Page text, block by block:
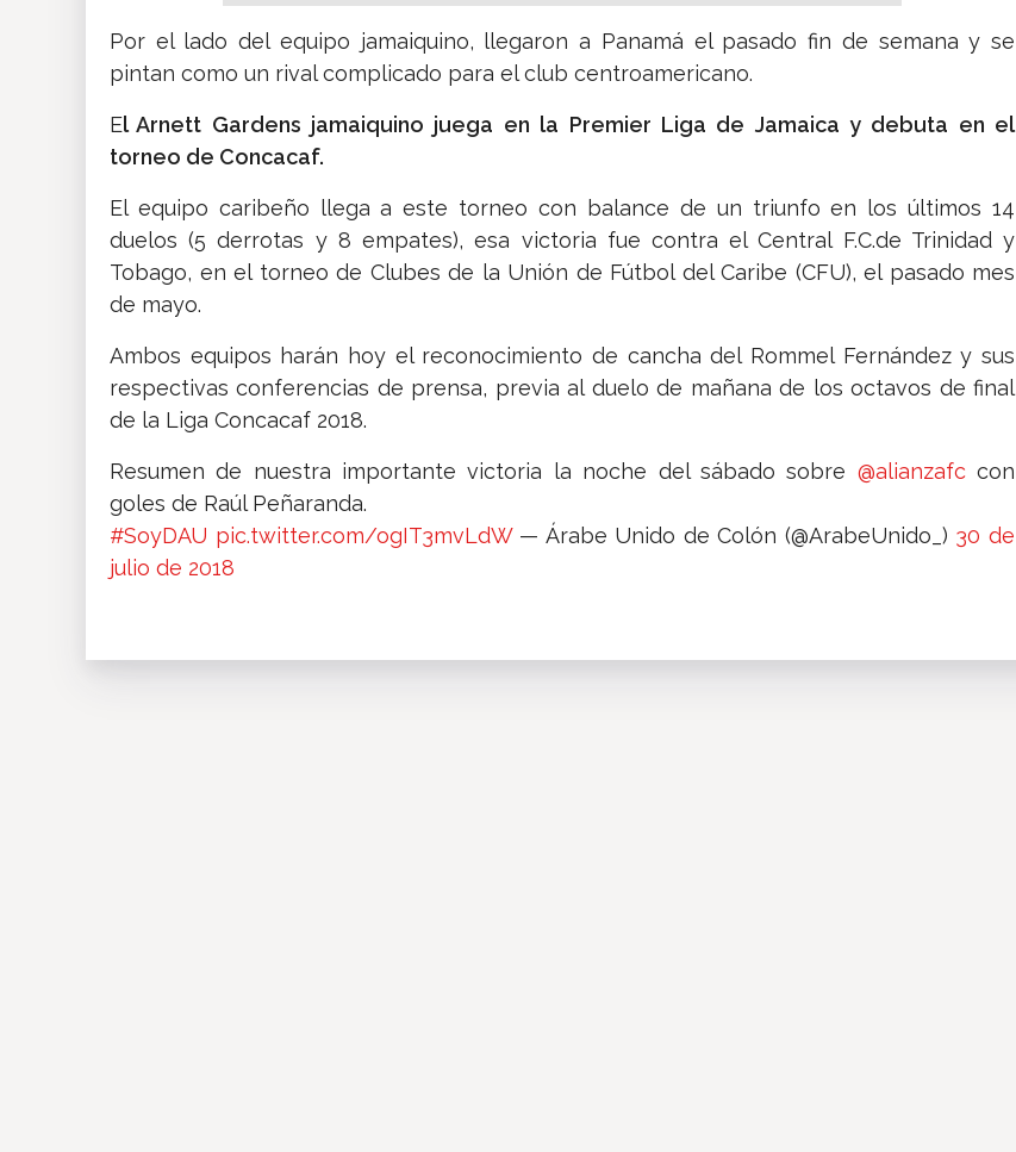
Por el lado del equipo jamaiquino, llegaron a Panamá el pasado fin de semana y se
pintan como un rival complicado para el club centroamericano.
El Arnett Gardens jamaiquino juega en la Premier Liga de Jamaica y debuta en el
torneo de Concacaf.
El equipo caribeño llega a este torneo con balance de un triunfo en los últimos 14
duelos (5 derrotas y 8 empates), esa victoria fue contra el Central F.C.de Trinidad y
Tobago, en el torneo de Clubes de la Unión de Fútbol del Caribe (CFU), el pasado mes
de mayo.
Ambos equipos harán hoy el reconocimiento de cancha del Rommel Fernández y sus
respectivas conferencias de prensa, previa al duelo de mañana de los octavos de final
de la Liga Concacaf 2018.
Resumen de nuestra importante victoria la noche del sábado sobre @alianzafccon
goles de Raúl Peñaranda.
#SoyDAU pic.twitter.com/ogIT3mvLdW— Árabe Unido de Colón (@ArabeUnido_) 30 de
julio de 2018